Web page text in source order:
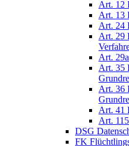
Art. 12
Art. 13
Art. 24
Art. 29
Art.
Art. 35
Art. 36
Art. 41
Art.
DSG
FK